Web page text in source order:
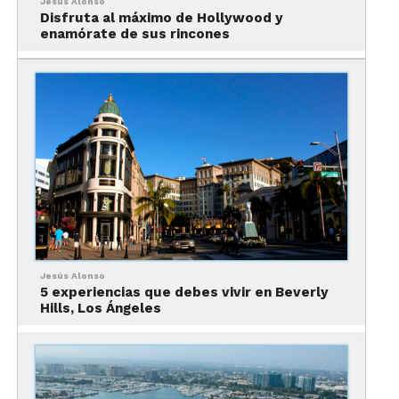
Disfruta al máximo de Hollywood y
enamórate de sus rincones
Jesús Alonso
5 experiencias que debes vivir en Beverly
Hills, Los Ángeles